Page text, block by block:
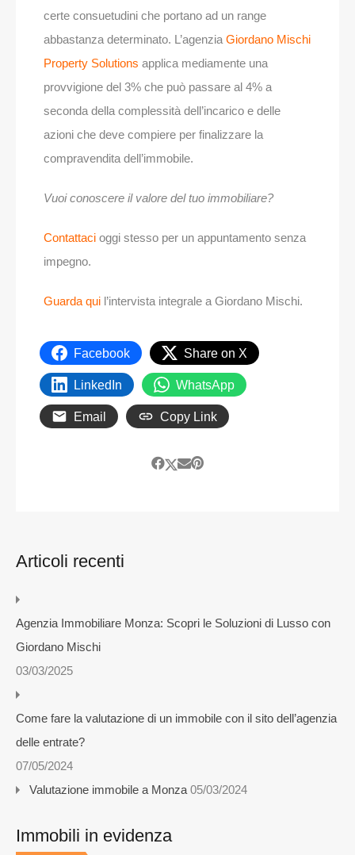
certe consuetudini che portano ad un range
abbastanza determinato. L’agenzia Giordano Mischi
Property Solutions applica mediamente una
provvigione del 3% che può passare al 4% a
seconda della complessità dell’incarico e delle
azioni che deve compiere per finalizzare la
compravendita dell’immobile.
Vuoi conoscere il valore del tuo immobiliare?
Contattaci oggi stesso per un appuntamento senza
impegno.
Guarda qui l’intervista integrale a Giordano Mischi.
Facebook Share on X
LinkedIn WhatsApp
Email Copy Link
Articoli recenti
Agenzia Immobiliare Monza: Scopri le Soluzioni di Lusso con
Giordano Mischi
03/03/2025
Come fare la valutazione di un immobile con il sito dell’agenzia
delle entrate?
07/05/2024
Valutazione immobile a Monza 05/03/2024
Immobili in evidenza